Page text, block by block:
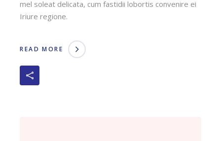
mel soleat delicata, cum fastidii lobortis convenire ei
Iriure regione.
READ MORE